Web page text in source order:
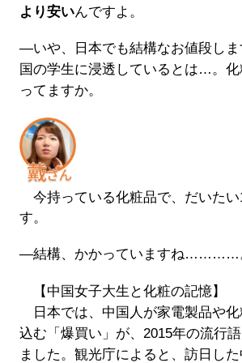
より安いんですよ。
―いや、日本でも結構なお値段しま
国の学生に浸透しているとは…。
ってますか。
今持っている化粧品で、だいたい
す。
―結構、かかっていますね…………
【中国女子大生と化粧の記憶】
日本では、中国人が家電製品や化
込む「爆買い」が、2015年の流行
ました。観光庁によると、訪日し